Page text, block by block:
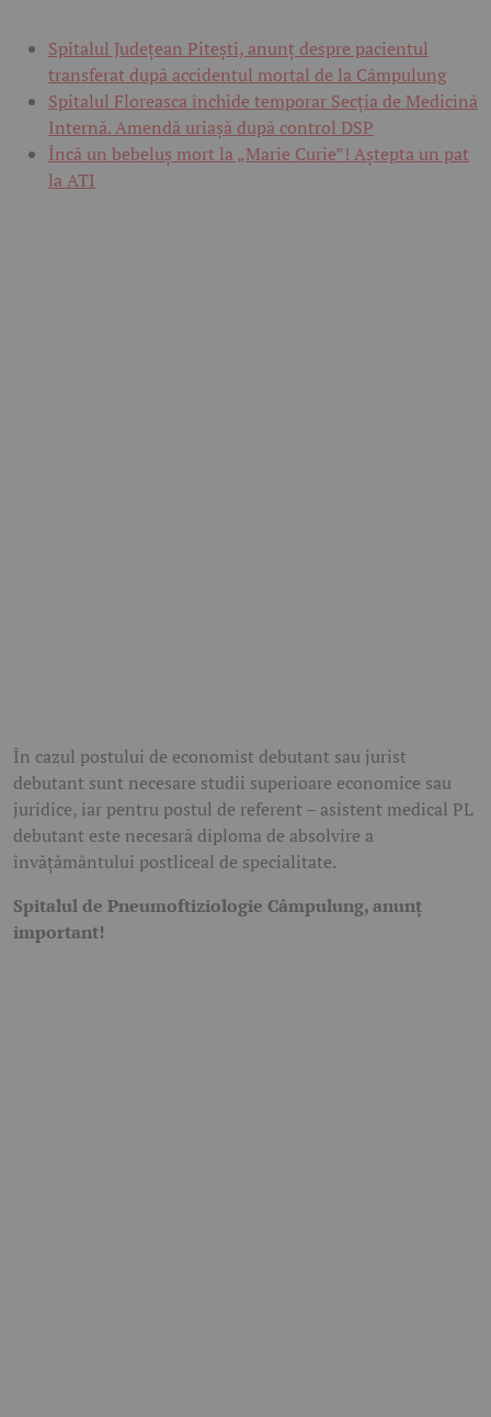
Spitalul Județean Pitești, anunț despre pacientul
transferat după accidentul mortal de la Câmpulung
Spitalul Floreasca închide temporar Secția de Medicină
Internă. Amendă uriașă după control DSP
Încă un bebeluș mort la „Marie Curie”! Aștepta un pat
la ATI
În cazul postului de economist debutant sau jurist
debutant sunt necesare studii superioare economice sau
juridice, iar pentru postul de referent – asistent medical PL
debutant este necesară diploma de absolvire a
învățământului postliceal de specialitate.
Spitalul de Pneumoftiziologie Câmpulung, anunț
important!